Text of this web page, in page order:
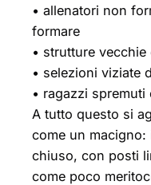
• allenatori non
formare
• strutture
• selezioni viziate
• ragazzi
A tutto questo si
come un macigno:
chiuso, con posti
come poco